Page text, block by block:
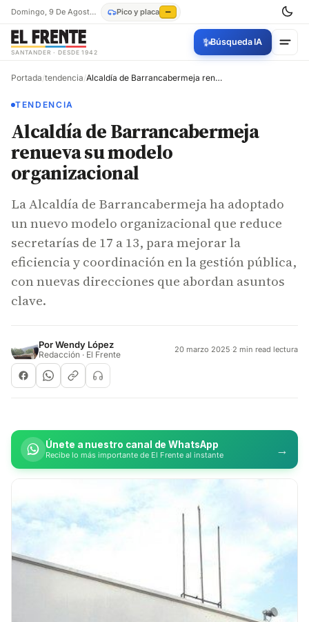
Domingo, 9 De Agosto De 2026 Pico y placa —
SANTANDER · DESDE 1942
✨Búsqueda IA
Portada/tendencia/ Alcaldía de Barrancabermeja renueva su modelo organizacional
TENDENCIA
Alcaldía de Barrancabermeja
renueva su modelo
organizacional
La Alcaldía de Barrancabermeja ha adoptado
un nuevo modelo organizacional que reduce
secretarías de 17 a 13, para mejorar la
eficiencia y coordinación en la gestión pública,
con nuevas direcciones que abordan asuntos
clave.
PorWendy López
Redacción · El Frente 20 marzo 2025·2 min read lectura
Únete a nuestro canal de WhatsApp
Recibe lo más importante de El Frente al instante →